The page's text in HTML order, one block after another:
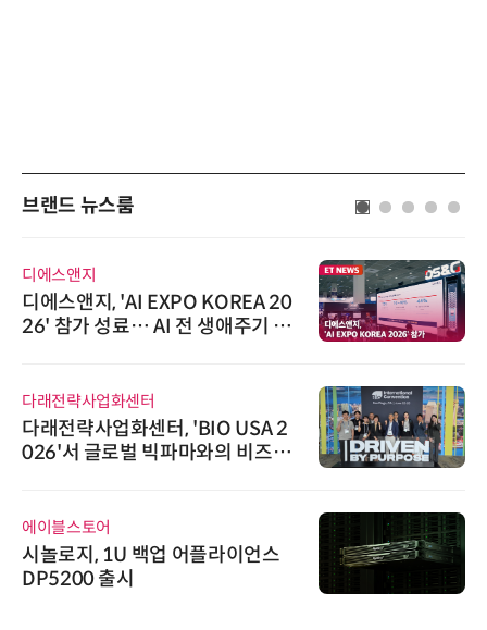
브랜드 뉴스룸
디에스앤지
디에스앤지, 'AI EXPO KOREA 20
26' 참가 성료… AI 전 생애주기 아
다래전략사업화센터
다래전략사업화센터, 'BIO USA 2
026'서 글로벌 빅파마와의 비즈니
에이블스토어
시놀로지, 1U 백업 어플라이언스
DP5200 출시